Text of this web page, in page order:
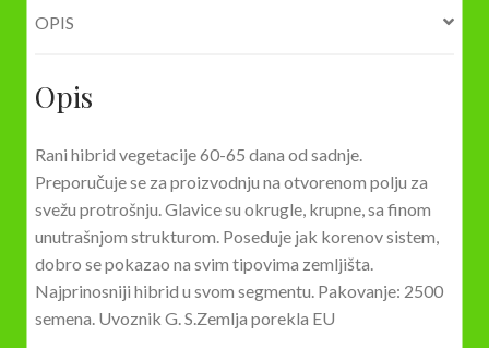
OPIS
Opis
Rani hibrid vegetacije 60-65 dana od sadnje.
Preporučuje se za proizvodnju na otvorenom polju za
svežu protrošnju. Glavice su okrugle, krupne, sa finom
unutrašnjom strukturom. Poseduje jak korenov sistem,
dobro se pokazao na svim tipovima zemljišta.
Najprinosniji hibrid u svom segmentu. Pakovanje: 2500
semena. Uvoznik G. S.Zemlja porekla EU